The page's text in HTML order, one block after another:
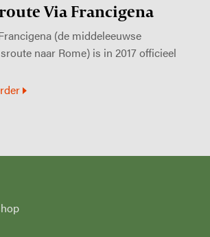
Via Francigena
(de middeleeuwse
naar Rome) is in 2017 officieel